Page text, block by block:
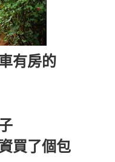
有房的
買了個包